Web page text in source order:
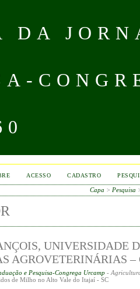
DA
ACESSO CADASTRO
Capa > Pesquisa
UNIVERSIDADE
AGROVETERINÁRIAS –
e Pesquisa-Congrega Urcamp -
de Milho no Alto Vale do Itajaí - SC